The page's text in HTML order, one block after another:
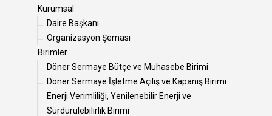
Kurumsal
Daire Başkanı
Organizasyon Şeması
Birimler
Döner Sermaye Bütçe ve Muhasebe Birimi
Döner Sermaye İşletme Açılış ve Kapanış Birimi
Enerji Verimliliği, Yenilenebilir Enerji ve
Sürdürülebilirlik Birimi